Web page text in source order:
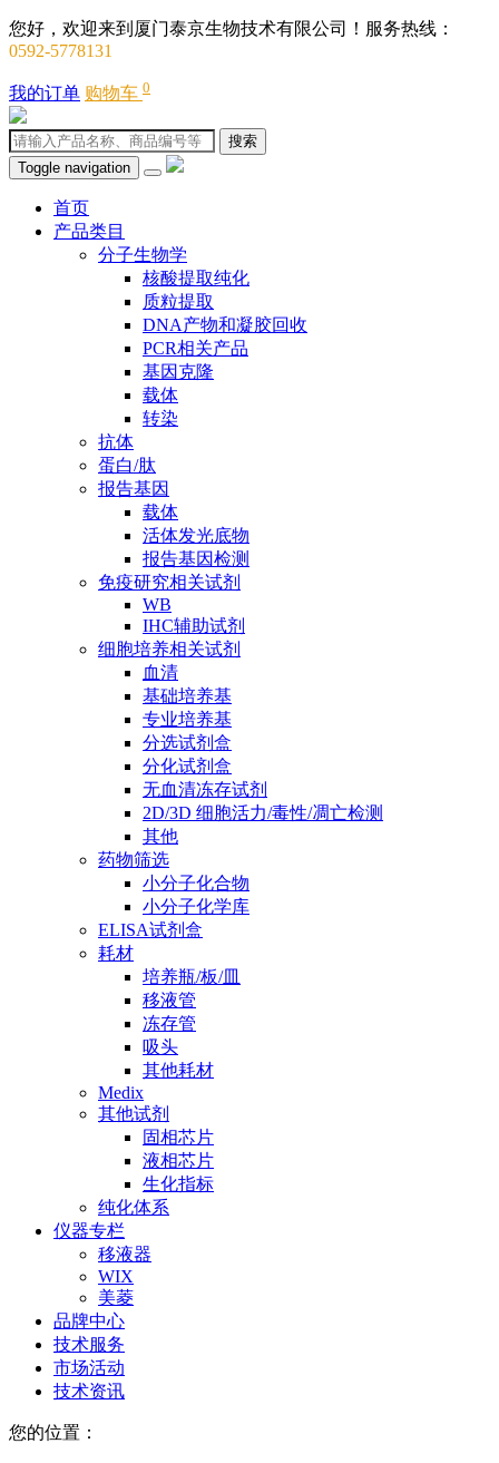
您好，欢迎来到厦门泰京生物技术有限公司！服务热线：
0592-5778131
我的订单 购物车 0
搜索
Toggle navigation
首页
产品类目
分子生物学
核酸提取纯化
质粒提取
DNA产物和凝胶回收
PCR相关产品
基因克隆
载体
转染
抗体
蛋白/肽
报告基因
载体
活体发光底物
报告基因检测
免疫研究相关试剂
WB
IHC辅助试剂
细胞培养相关试剂
血清
基础培养基
专业培养基
分选试剂盒
分化试剂盒
无血清冻存试剂
2D/3D 细胞活力/毒性/凋亡检测
其他
药物筛选
小分子化合物
小分子化学库
ELISA试剂盒
耗材
培养瓶/板/皿
移液管
冻存管
吸头
其他耗材
Medix
其他试剂
固相芯片
液相芯片
生化指标
纯化体系
仪器专栏
移液器
WIX
美菱
品牌中心
技术服务
市场活动
技术资讯
您的位置：